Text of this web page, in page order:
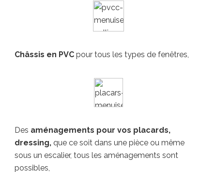
Châssis en PVC pour tous les types de fenêtres,
Des aménagements pour vos placards,
dressing, que ce soit dans une pièce ou même
sous un escalier, tous les aménagements sont
possibles,